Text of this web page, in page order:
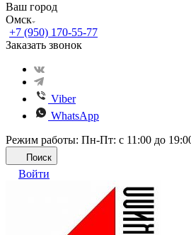
Ваш город
Омск
+7 (950) 170-55-77
Заказать звонок
Viber
WhatsApp
Режим работы: Пн-Пт: с 11:00 до
Поиск
Войти